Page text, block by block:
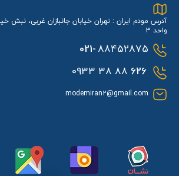
آدرس مودم ایران : تهران خیابان جانبازان غربی، نبش
واحد 3
021-88452875
626
88 38 0933
modemiran2@gmail.com